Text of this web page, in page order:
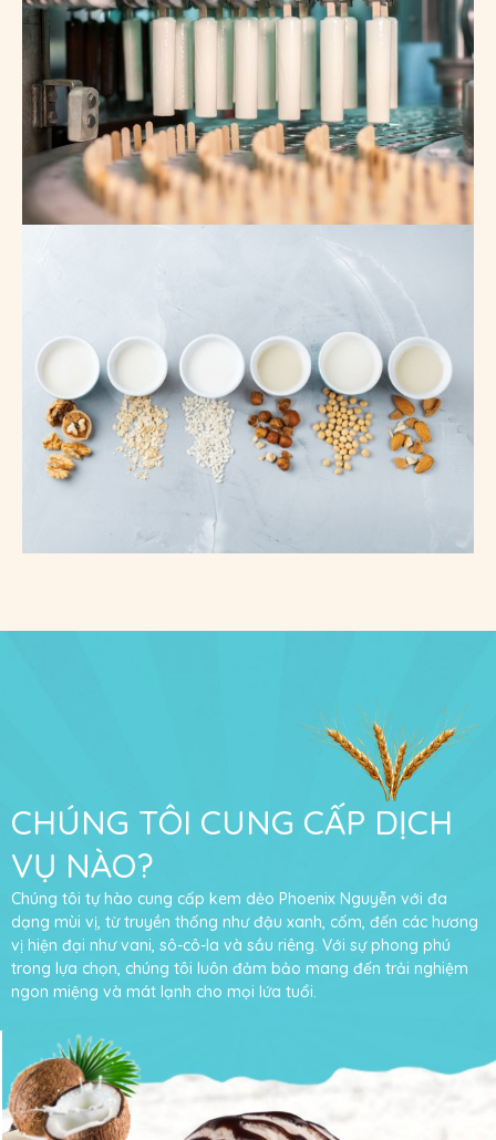
CHÚNG TÔI CUNG CẤP DỊCH
VỤ NÀO?
Chúng tôi tự hào cung cấp kem dẻo Phoenix Nguyễn với đa
dạng mùi vị, từ truyền thống như đậu xanh, cốm, đến các hương
vị hiện đại như vani, sô-cô-la và sầu riêng. Với sự phong phú
trong lựa chọn, chúng tôi luôn đảm bảo mang đến trải nghiệm
ngon miệng và mát lạnh cho mọi lứa tuổi.